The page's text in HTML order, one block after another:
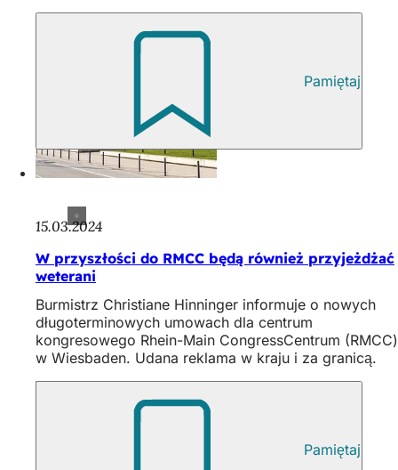
Pamiętaj
15.03.2024
W przyszłości do RMCC będą również przyjeżdżać
weterani
Burmistrz Christiane Hinninger informuje o nowych
długoterminowych umowach dla centrum
kongresowego Rhein-Main CongressCentrum (RMCC)
w Wiesbaden. Udana reklama w kraju i za granicą.
Pamiętaj